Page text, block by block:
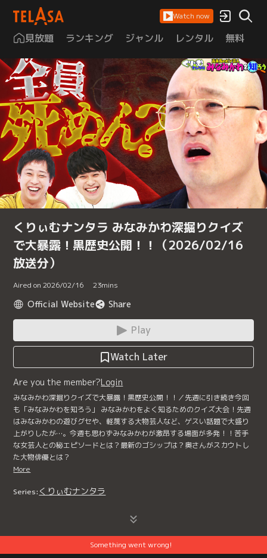
Watch now
見放題 ランキング ジャンル レンタル 無料
くりぃむナンタラ みなみかわ深掘りクイズ
で大暴露！黒歴史公開！！（2026/02/16
放送分）
Aired on 2026/02/16 23mins
Official Website Share
Play
Watch Later
Are you the member?Login
みなみかわ深掘りクイズで大暴露！黒歴史公開！！／先週に引き続き今回
も「みなみかわを知ろう」 みなみかわをよく知るためのクイズ大会！先週
はみなみかわの遊びグセや、軽蔑する大物芸人など、ゲスい話題で大盛り
上がりしたが…。今週も思わずみなみかわが激昂する場面が多発！！苦手
な女芸人との秘エピソードとは？最新のゴシップは？奥さんがスカウトし
た大物俳優とは？
More
Series: くりぃむナンタラ
Something went wrong!